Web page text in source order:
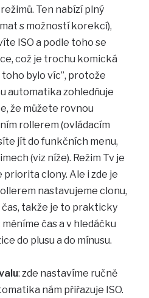
Ten nabízí plný
s možností korekcí),
ISO a podle toho se
což je trochu komická
bylo víc”, protože
automatika zohledňuje
že můžete rovnou
rollerem (ovládacím
jít do funkčních menu,
(viz níže). Režim Tv je
clony. Ale i zde je
nastavujeme clonu,
takže je to prakticky
měníme čas a v hledáčku
do plusu a do mínusu.
: zde nastavíme ručně
nám přiřazuje ISO.